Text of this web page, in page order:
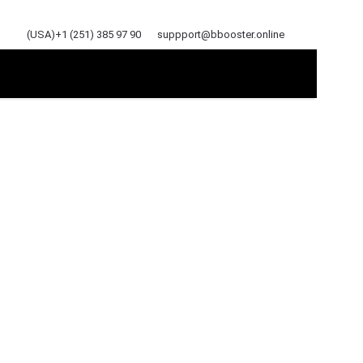
(USA)+1 (251) 385 97 90 suppport@bbooster.online